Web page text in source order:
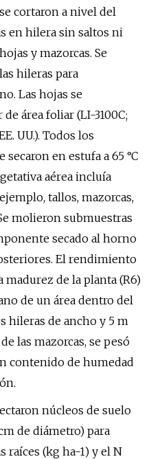
cortaron a nivel del
en hilera sin saltos ni
y mazorcas. Se
hileras para
Las hojas se
área foliar (LI-3100C;
UU.). Todos los
en estufa a 65 °C
aérea incluía
tallos, mazorcas,
molieron submuestras
secado al horno
El rendimiento
de la planta (R6)
de un área dentro del
hileras de ancho y 5 m
las mazorcas, se pesó
contenido de humedad
núcleos de suelo
de diámetro) para
raíces (kg ha-1) y el N